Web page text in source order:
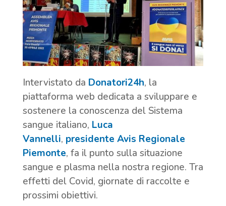
Intervistato da Donatori24h, la
piattaforma web dedicata a sviluppare e
sostenere la conoscenza del Sistema
sangue italiano, Luca
Vannelli, presidente Avis Regionale
Piemonte, fa il punto sulla situazione
sangue e plasma nella nostra regione. Tra
effetti del Covid, giornate di raccolte e
prossimi obiettivi.